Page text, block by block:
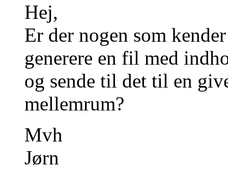
Hej,
Er der nogen som
generere en fil med
og sende til det til en
mellemrum?
Mvh
Jørn